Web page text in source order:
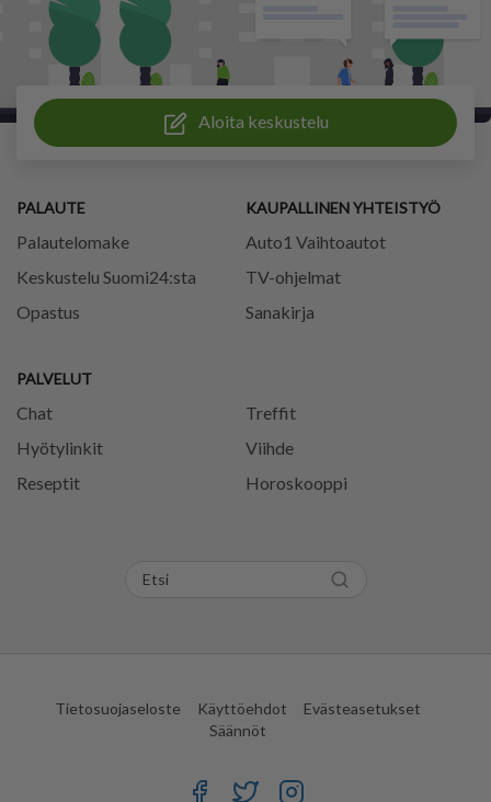
Aloita keskustelu
PALAUTE
Palautelomake
Keskustelu Suomi24:sta
Opastus
PALVELUT
Chat
Treffit
Hyötylinkit
Viihde
Reseptit
Horoskooppi
KAUPALLINEN YHTEISTYÖ
Auto1 Vaihtoautot
TV-ohjelmat
Sanakirja
Tietosuojaseloste Käyttöehdot
Evästeasetukset
Säännöt